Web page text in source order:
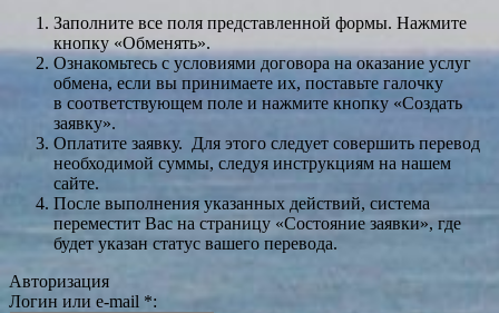
Заполните все поля представленной формы. Нажмите
кнопку «Обменять».
Ознакомьтесь с условиями договора на оказание услуг
обмена, если вы принимаете их, поставьте галочку
в соответствующем поле и нажмите кнопку «Создать
заявку».
Оплатите заявку. Для этого следует совершить перевод
необходимой суммы, следуя инструкциям на нашем
сайте.
После выполнения указанных действий, система
переместит Вас на страницу «Состояние заявки», где
будет указан статус вашего перевода.
Авторизация
Логин или e-mail *: